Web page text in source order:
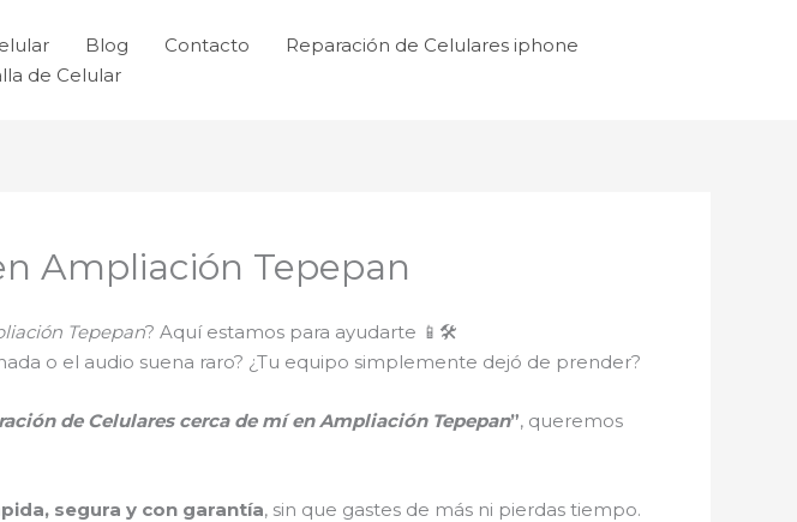
Blog Contacto
Reparación de Celulares iphone
de Celular
Ampliación Tepepan
Tepepan? Aquí estamos para ayudarte 📱🛠️
o el audio suena raro? ¿Tu equipo simplemente dejó de prender?
de Celulares cerca de mí en Ampliación Tepepan”, queremos
segura y con garantía, sin que gastes de más ni pierdas tiempo.